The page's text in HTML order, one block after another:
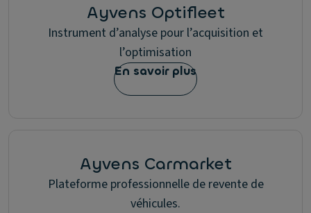
Ayvens Optifleet
Instrument d’analyse pour l’acquisition et
l’optimisation
En savoir plus
Ayvens Carmarket
Plateforme professionnelle de revente de
véhicules.